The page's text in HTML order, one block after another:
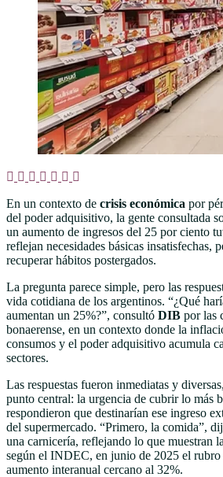
En un contexto de crisis económica por
del poder adquisitivo, la gente consultada
un aumento de ingresos del 25 por ciento
reflejan necesidades básicas insatisfechas,
recuperar hábitos postergados.
La pregunta parece simple, pero las
vida cotidiana de los argentinos. “¿Qué
aumentan un 25%?”, consultó DIB por las
bonaerense, en un contexto donde la
consumos y el poder adquisitivo acumula
sectores.
Las respuestas fueron inmediatas y
punto central: la urgencia de cubrir lo más
respondieron que destinarían ese ingreso
del supermercado. “Primero, la comida”,
una carnicería, reflejando lo que muestran
según el INDEC, en junio de 2025 el
aumento interanual cercano al 32%.